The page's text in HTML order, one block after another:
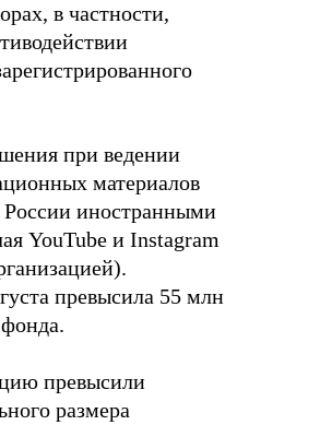
в частности,
при ведении
материалов
России иностранными
YouTube и Instagram
превысила 55 млн
превысили
размера